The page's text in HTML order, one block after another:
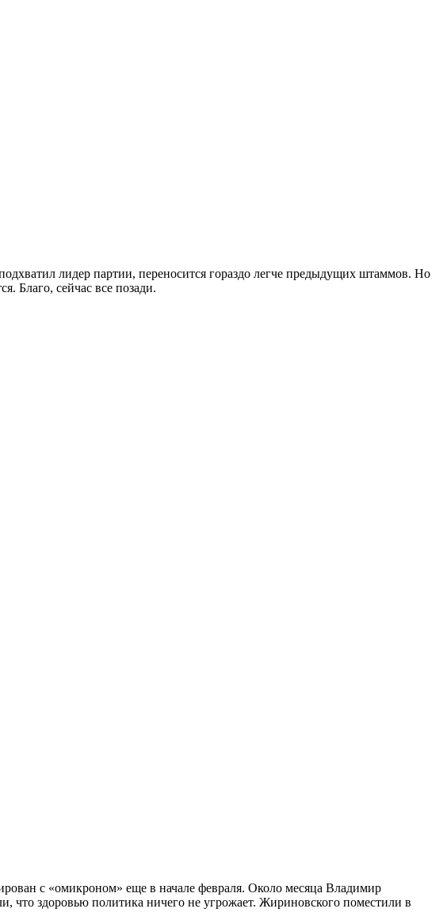
лидер партии, переносится гораздо легче предыдущих штаммов. Но
Благо, сейчас все позади.
с «омикроном» еще в начале февраля. Около месяца Владимир
что здоровью политика ничего не угрожает. Жириновского поместили в